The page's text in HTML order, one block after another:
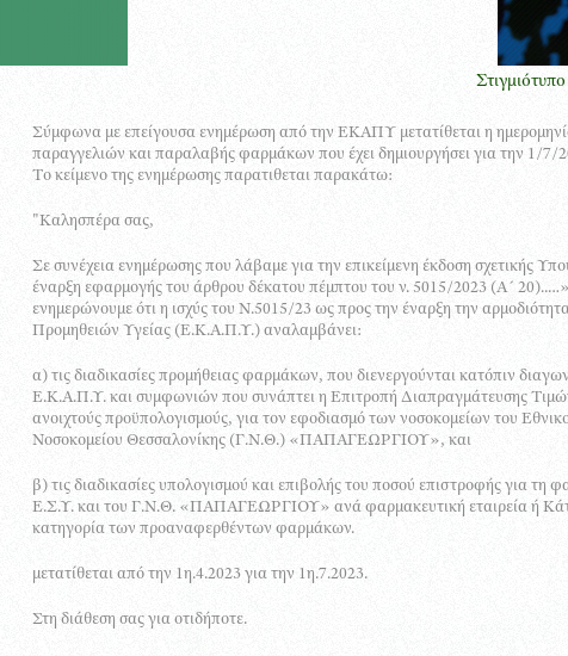
Στιγμιότυπο από την
Σύμφωνα με επείγουσα ενημέρωση από την ΕΚΑΠΥ μετατίθεται η
παραγγελιών και παραλαβής φαρμάκων που έχει δημιουργήσει για την 1/7/
Το κείμενο της ενημέρωσης παρατιθεται παρακάτω:
"Καλησπέρα σας,
Σε συνέχεια ενημέρωσης που λάβαμε για την επικείμενη έκδοση σχετικής
έναρξη εφαρμογής του άρθρου δέκατου πέμπτου του ν. 5015/2023 (Α΄
ενημερώνουμε ότι η ισχύς του Ν.5015/23 ως προς την έναρξη την
Προμηθειών Υγείας (Ε.Κ.Α.Π.Υ.) αναλαμβάνει:
α) τις διαδικασίες προμήθειας φαρμάκων, που διενεργούνται κατόπιν
Ε.Κ.Α.Π.Υ. και συμφωνιών που συνάπτει η Επιτροπή Διαπραγμάτευσης
ανοιχτούς προϋπολογισμούς, για τον εφοδιασμό των νοσοκομείων του
Νοσοκομείου Θεσσαλονίκης (Γ.Ν.Θ.) «ΠΑΠΑΓΕΩΡΓΙΟΥ», και
β) τις διαδικασίες υπολογισμού και επιβολής του ποσού επιστροφής για
Ε.Σ.Υ. και του Γ.Ν.Θ. «ΠΑΠΑΓΕΩΡΓΙΟΥ» ανά φαρμακευτική εταιρεία ή
κατηγορία των προαναφερθέντων φαρμάκων.
μετατίθεται από την 1η.4.2023 για την 1η.7.2023.
Στη διάθεση σας για οτιδήποτε.